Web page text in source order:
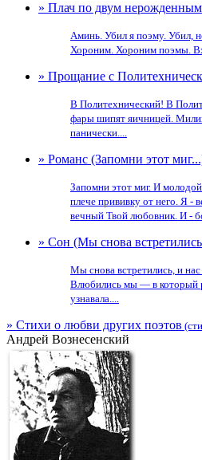
» Плач по двум
Аминь. Убил я поэму. Убил,
Хороним. Хороним поэмы.
» Прощание с
В Политехнический! В
фары шипят яичницей.
панически....
» Романс (Запомни этот
Запомни этот миг. И
плече прививку от него. Я -
вечный Твой любовник. И -
» Сон (Мы снова
Мы снова встретились, и
Влюбились мы — в который
узнавала....
» Стихи о любви других поэтов
Андрей Вознесенский